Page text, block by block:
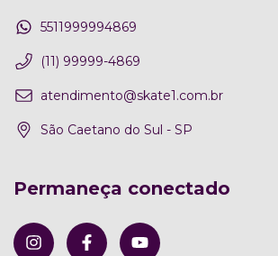
5511999994869
(11) 99999-4869
atendimento@skate1.com.br
São Caetano do Sul - SP
Permaneça conectado